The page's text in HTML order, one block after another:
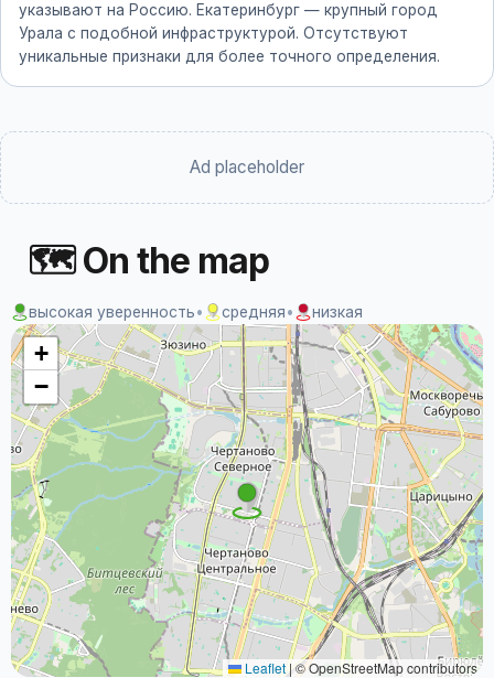
указывают на Россию. Екатеринбург — крупный город
Урала с подобной инфраструктурой. Отсутствуют
уникальные признаки для более точного определения.
Ad placeholder
🗺 On the map
высокая уверенность• средняя• низкая
+
−
Leaflet |© OpenStreetMap contributors